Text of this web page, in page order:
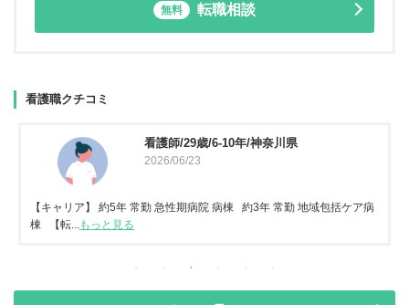
無料 転職相談
看護職クチコミ
看護師/29歳/6-10年/神奈川県
2026/06/23
【キャリア】 約5年 常勤 急性期病院 病棟 約3年 常勤 地域包括ケア病
棟 【転...もっと見る